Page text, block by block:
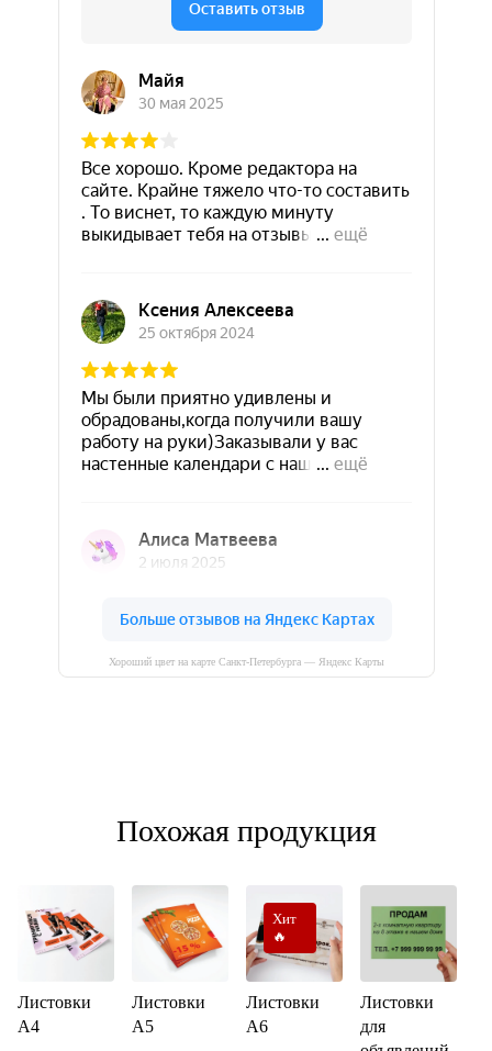
Хороший цвет на карте Санкт‑Петербурга — Яндекс Карты
Похожая продукция
Листовки
А4
Листовки
А5
Хит
🔥
Листовки
А6
Листовки
для